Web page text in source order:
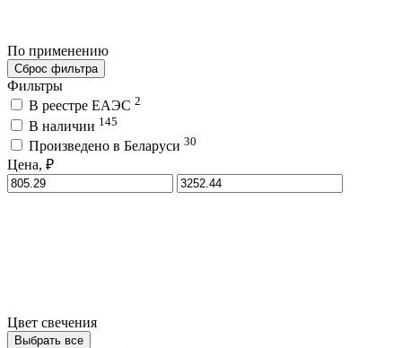
По применению
Сброс фильтра
Фильтры
В реестре ЕАЭС 2
В наличии 145
Произведено в Беларуси 30
Цена, ₽
Цвет свечения
Выбрать все